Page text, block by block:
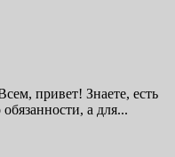
привет! Знаете, есть
а для...